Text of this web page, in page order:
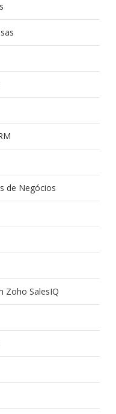
de Negócios
Zoho SalesIQ